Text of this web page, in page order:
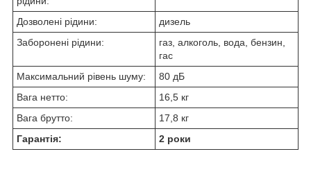
Дозволені рідини:
дизель
Заборонені рідини:
газ, алкоголь, вода, бензин,
гас
Максимальний рівень шуму:
80 дБ
Вага нетто:
16,5 кг
Вага брутто:
17,8 кг
Гарантія:
2 роки